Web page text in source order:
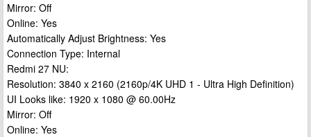
Mirror: Off
Online: Yes
Automatically Adjust Brightness: Yes
Connection Type: Internal
Redmi 27 NU:
Resolution: 3840 x 2160 (2160p/4K UHD 1 - Ultra High Definition)
UI Looks like: 1920 x 1080 @ 60.00Hz
Mirror: Off
Online: Yes